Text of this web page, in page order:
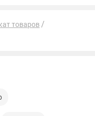
товаров